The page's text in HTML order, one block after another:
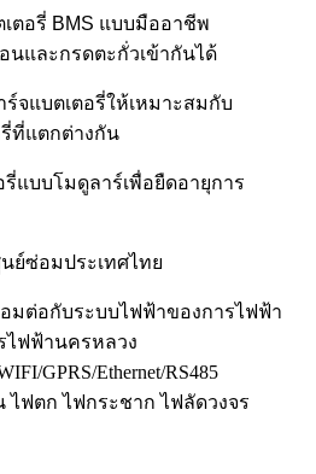
ตอรี่ BMS แบบมืออาชีพ
นและกรดตะกั่วเข้ากันได้
จแบตเตอรี่ให้เหมาะสมกับ
ที่แตกต่างกัน
แบบโมดูลาร์เพื่อยืดอายุการ
ย์ซ่อมประเทศไทย
มต่อกับระบบไฟฟ้าของการไฟฟ้า
ไฟฟ้านครหลวง
GPRS/Ethernet/RS485
ไฟตก ไฟกระชาก ไฟลัดวงจร